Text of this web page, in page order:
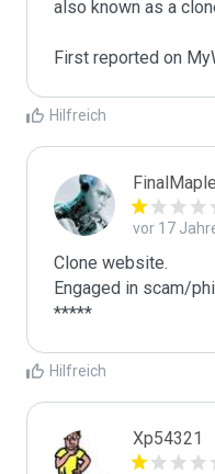
also known as a
First reported on
Hilfreich
vor 17
Clone website.
Engaged in scam/
*****
Hilfreich
Xp54321